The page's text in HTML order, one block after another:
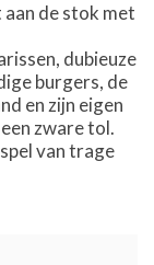
de stok met
dubieuze
burgers, de
en zijn eigen
zware tol.
van trage